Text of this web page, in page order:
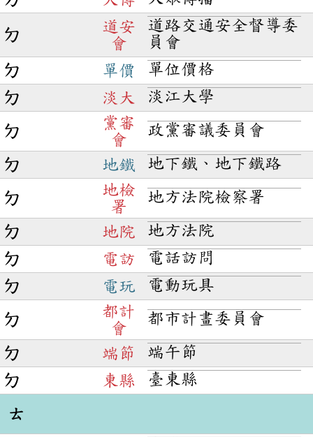
ㄉ
道安
會
道路交通安全督導委
員會
ㄉ
單價
單位價格
ㄉ
淡大 淡江大學
ㄉ
黨審
會
政黨審議委員會
ㄉ 地鐵 地下鐵、地下鐵路
ㄉ
地檢
署
地方法院檢察署
ㄉ 地院
地方法院
ㄉ
電訪
電話訪問
ㄉ
電玩 電動玩具
ㄉ
都計
會
都市計畫委員會
ㄉ 端節
端午節
ㄉ
東縣 臺東縣
ㄊ